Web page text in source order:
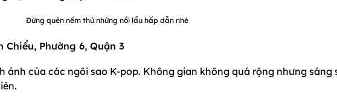
Đừng quên nếm thử những nồi lẩu hấp dẫn nhé
Phường 6, Quận 3
ảnh của các ngôi sao K-pop. Không gian không quá rộng nhưng sáng